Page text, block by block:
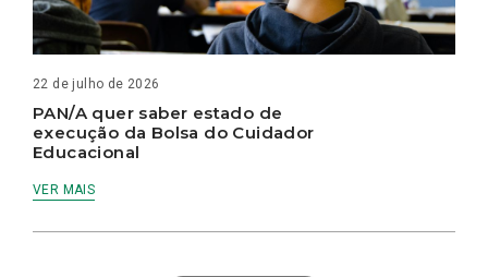
22 de julho de 2026
PAN/A quer saber estado de
execução da Bolsa do Cuidador
Educacional
VER MAIS